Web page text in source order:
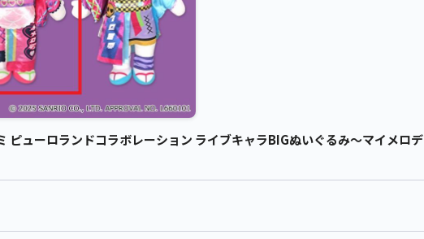
ピューロランドコラボレーション ライブキャラBIGぬいぐるみ～マイメロデ